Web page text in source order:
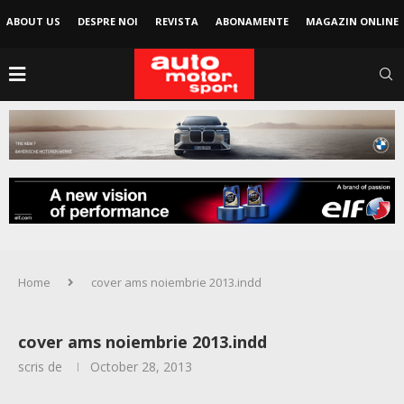
ABOUT US DESPRE NOI REVISTA ABONAMENTE MAGAZIN ONLINE
Home cover ams noiembrie 2013.indd
cover ams noiembrie 2013.indd
scris de October 28, 2013